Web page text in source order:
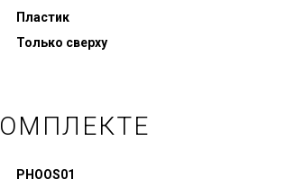
Пластик
Только сверху
PHOOS01